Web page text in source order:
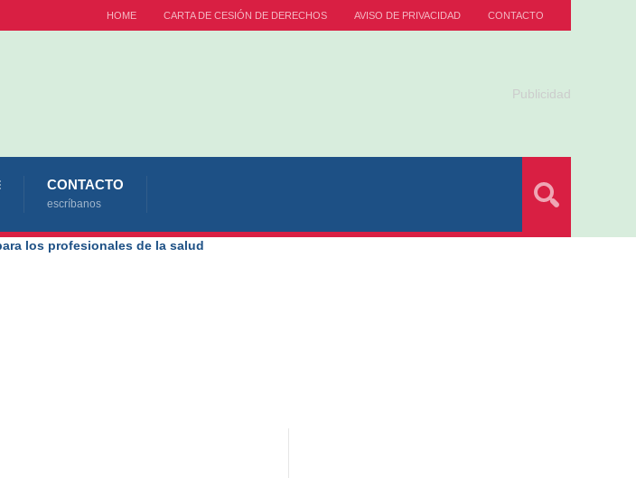
HOME CARTA DE CESIÓN DE DERECHOS AVISO DE PRIVACIDAD CONTACTO
Publicidad
CONTACTO
escríbanos
los profesionales de la salud